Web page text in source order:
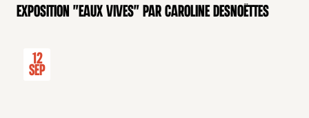
Exposition "Eaux Vives" par Caroline Desnoëttes
12
Sep